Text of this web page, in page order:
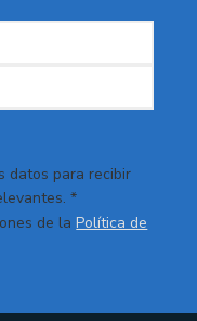
datos para recibir
*
de laPolítica de